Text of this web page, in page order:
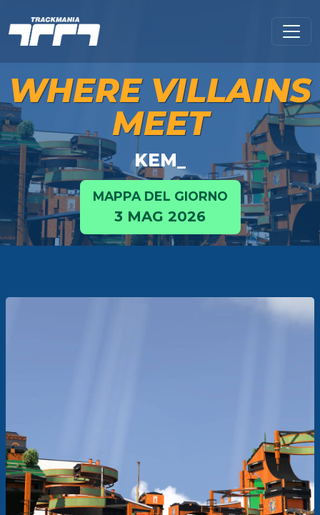
WHERE VILLAINS
MEET
KEM_
MAPPA DEL GIORNO
3 MAG 2026